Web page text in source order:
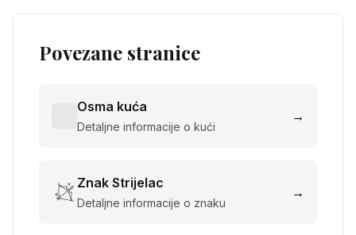
Povezane stranice
Osma kuća
Detaljne informacije o kući
→
Znak Strijelac
Detaljne informacije o znaku
→